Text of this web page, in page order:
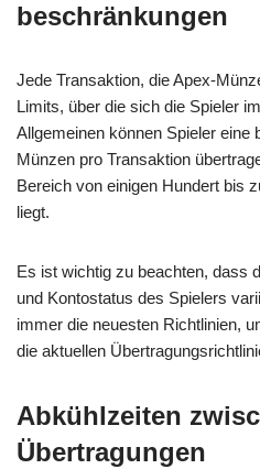
beschränkungen
Jede Transaktion, die Apex-
Limits, über die sich die Spieler
Allgemeinen können Spieler eine
Münzen pro Transaktion
Bereich von einigen Hundert bis
liegt.
Es ist wichtig zu beachten, dass
und Kontostatus des Spielers
immer die neuesten Richtlinien,
die aktuellen
Abkühlzeiten
Übertragungen